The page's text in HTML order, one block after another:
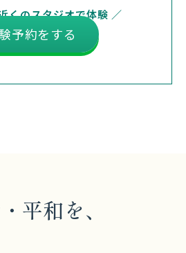
くのスタジオで体験 ／
予約をする
平和を、